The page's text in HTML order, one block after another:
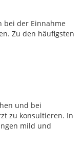
bei der Einnahme
Zu den häufigsten
und bei
zu konsultieren. In
mild und